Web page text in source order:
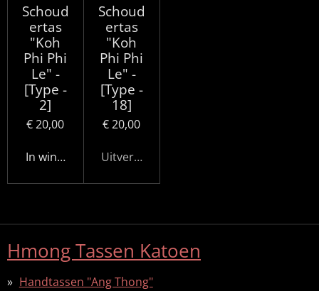
Schoud
ertas
"Koh
Phi Phi
Le" -
[Type -
2]
€ 20,00
In winkelwagen
Schoud
ertas
"Koh
Phi Phi
Le" -
[Type -
18]
€ 20,00
Uitverkocht
Hmong Tassen Katoen
Handtassen "Ang Thong"